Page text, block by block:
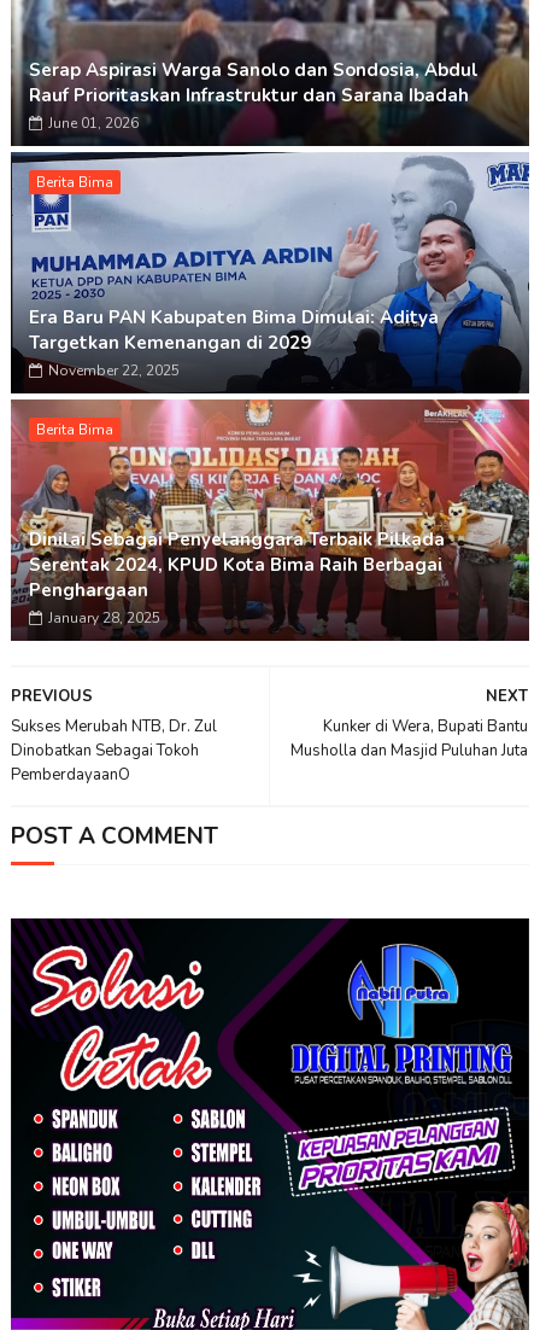
Serap Aspirasi Warga Sanolo dan Sondosia, Abdul
Rauf Prioritaskan Infrastruktur dan Sarana Ibadah
June 01, 2026
Berita Bima
Era Baru PAN Kabupaten Bima Dimulai: Aditya
Targetkan Kemenangan di 2029
November 22, 2025
Berita Bima
Dinilai Sebagai Penyelanggara Terbaik Pilkada
Serentak 2024, KPUD Kota Bima Raih Berbagai
Penghargaan
January 28, 2025
NEXT
Kunker di Wera, Bupati Bantu
Musholla dan Masjid Puluhan Juta
PREVIOUS
Sukses Merubah NTB, Dr. Zul
Dinobatkan Sebagai Tokoh
PemberdayaanO
POST A COMMENT